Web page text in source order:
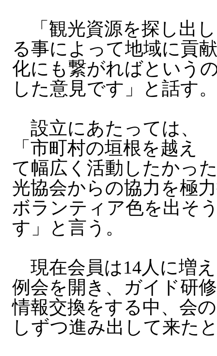
「観光資源を探し出
る事によって地域に貢
化にも繋がればという
した意見です」と話す。
設立にあたっては、
「市町村の垣根を越え
て幅広く活動したかっ
光協会からの協力を極
ボランティア色を出そ
す」と言う。
現在会員は14人に増
例会を開き、ガイド研
情報交換をする中、会
しずつ進み出して来た